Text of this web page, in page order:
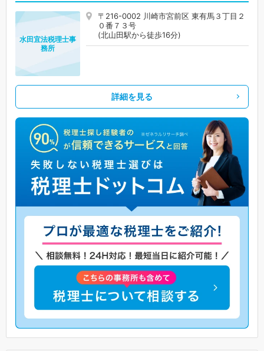
〒216-0002 川崎市宮前区 東有馬３丁目２
０番７３号
(北山田駅から徒歩16分)
水田宜法税理士事
務所
詳細を見る